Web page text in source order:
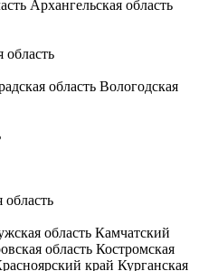
Архангельская область
область
область Вологодская
область
область Камчатский
область Костромская
край Курганская